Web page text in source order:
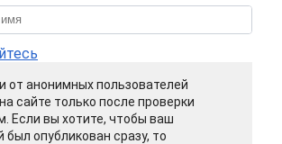
от анонимных пользователей
сайте только после проверки
Если вы хотите, чтобы ваш
опубликован сразу, то